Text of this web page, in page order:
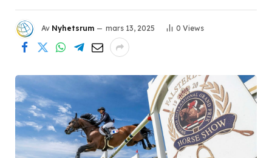
Av Nyhetsrum mars 13, 2025 0 Views